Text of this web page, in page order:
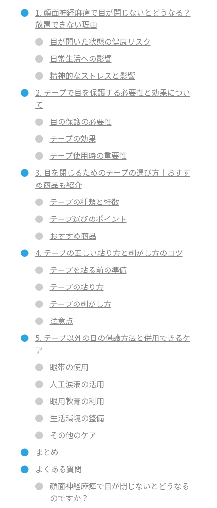
1. 顔面神経麻痺で目が閉じないとどうなる？
放置できない理由
目が開いた状態の健康リスク
日常生活への影響
精神的なストレスと影響
2. テープで目を保護する必要性と効果につい
て
目の保護の必要性
テープの効果
テープ使用時の重要性
3. 目を閉じるためのテープの選び方｜おすす
め商品も紹介
テープの種類と特徴
テープ選びのポイント
おすすめ商品
4. テープの正しい貼り方と剥がし方のコツ
テープを貼る前の準備
テープの貼り方
テープの剥がし方
注意点
5. テープ以外の目の保護方法と併用できるケ
ア
眼帯の使用
人工涙液の活用
眼用軟膏の利用
生活環境の整備
その他のケア
まとめ
よくある質問
顔面神経麻痺で目が閉じないとどうなる
のですか？